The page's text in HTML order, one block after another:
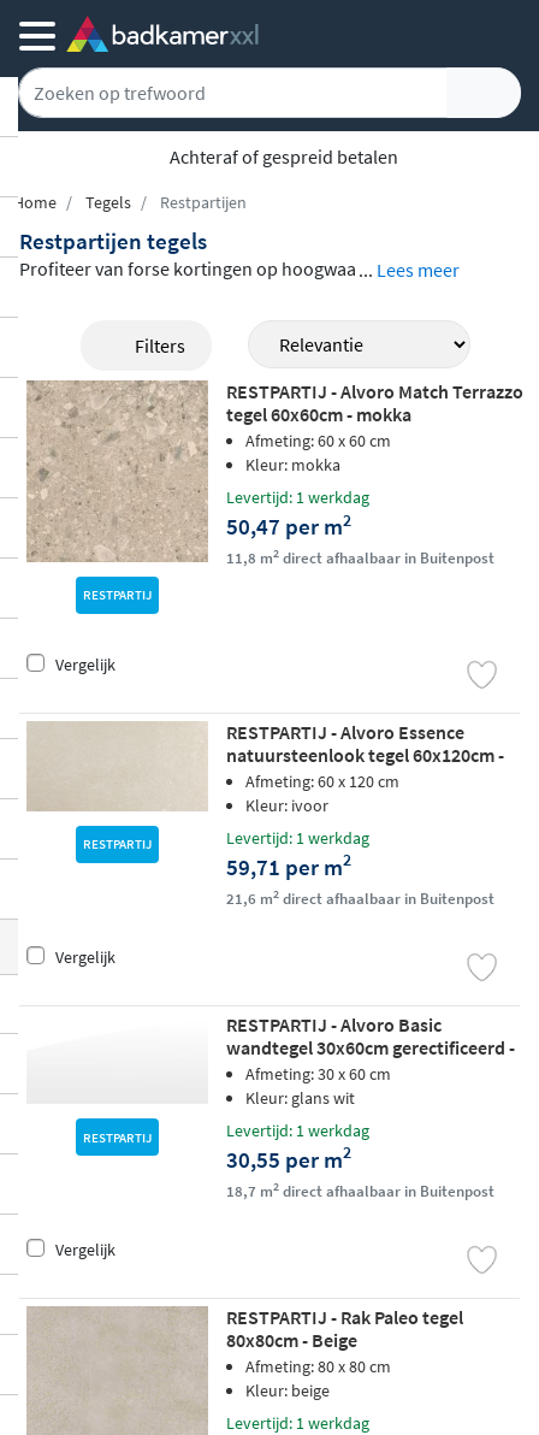
Achteraf of gespreid betalen
Home Tegels Restpartijen
Restpartijen tegels
Profiteer van forse kortingen op hoogwaa
restpartijen en tweedekansproduct
. Dit zijn overschotten, retourpartijen of
kleine restvoorraden van bekende merke
n zoals Marazzi, Villeroy en Boch, Sphinx,
The Mosaic Factory en meer. De tegels zijn
van uitstekende kwaliteit en verkrijgbaar i
n diverse stijlen, van betonlook en marme
rlook tot kleurrijke mozaïeken en hexago
Beschikbaar zolang de voorraad strek
ent in de badkamer, een kleine renovatie
oofdprijs wilt betalen voor een mooi resul
... Lees meer
Filters
RESTPARTIJ
RESTPARTIJ - Alvoro Match Terrazzo
tegel 60x60cm - mokka
Afmeting: 60 x 60 cm
Kleur: mokka
Levertijd: 1 werkdag
50,47 per m2
11,8 m2direct afhaalbaar in Buitenpost
Vergelijk
RESTPARTIJ
RESTPARTIJ - Alvoro Essence
natuursteenlook tegel 60x120cm -
ivoorAfmeting: 60 x 120 cm
Kleur: ivoor
Levertijd: 1 werkdag
59,71 per m2
21,6 m2direct afhaalbaar in Buitenpost
Vergelijk
RESTPARTIJ
RESTPARTIJ - Alvoro Basic
wandtegel 30x60cm gerectificeerd -
glans wit
Afmeting: 30 x 60 cm
Kleur: glans wit
Levertijd: 1 werkdag
30,55 per m2
18,7 m2direct afhaalbaar in Buitenpost
Vergelijk
RESTPARTIJ - Rak Paleo tegel
80x80cm - Beige
Afmeting: 80 x 80 cm
Kleur: beige
Levertijd: 1 werkdag